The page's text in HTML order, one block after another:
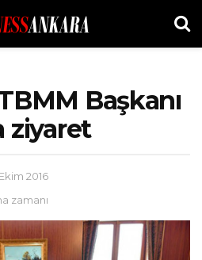
Başkanı
ziyaret
2016
zamanı